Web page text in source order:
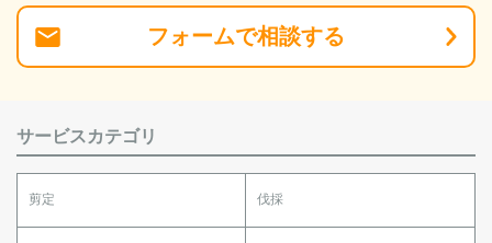
フォームで相談する
サービスカテゴリ
剪定 伐採